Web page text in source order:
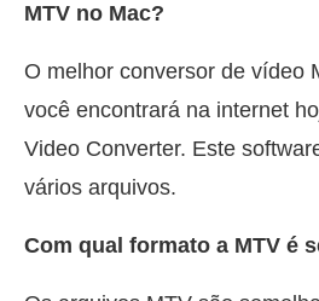
MTV no Mac?
O melhor conversor de vídeo
você encontrará na internet
Video Converter. Este
vários arquivos.
Com qual formato a MTV é